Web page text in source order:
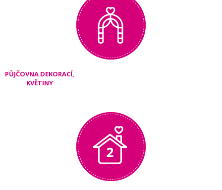
PŮJČOVNA DEKORACÍ,
KVĚTINY